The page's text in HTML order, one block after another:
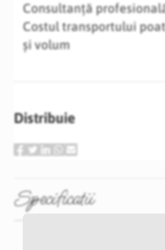
Consultanță
Costul transportului
și volum
Distribuie
Specificatii